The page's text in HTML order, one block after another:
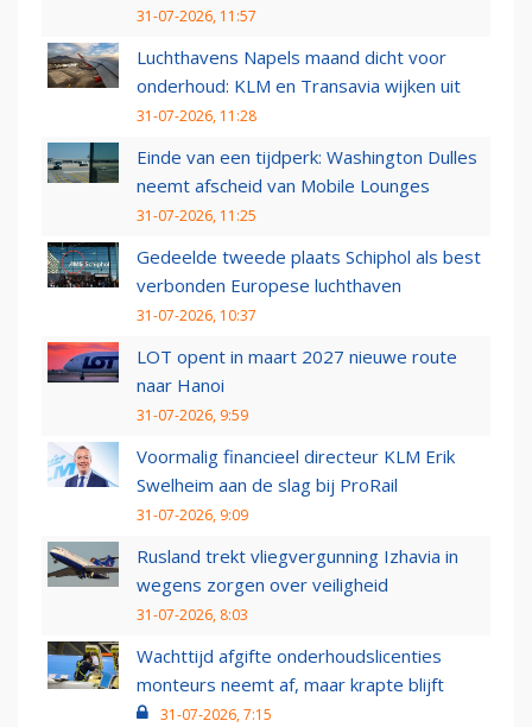
31-07-2026, 11:57
Luchthavens Napels maand dicht voor
onderhoud: KLM en Transavia wijken uit
31-07-2026, 11:28
Einde van een tijdperk: Washington Dulles
neemt afscheid van Mobile Lounges
31-07-2026, 11:25
Gedeelde tweede plaats Schiphol als best
verbonden Europese luchthaven
31-07-2026, 10:37
LOT opent in maart 2027 nieuwe route
naar Hanoi
31-07-2026, 9:59
Voormalig financieel directeur KLM Erik
Swelheim aan de slag bij ProRail
31-07-2026, 9:09
Rusland trekt vliegvergunning Izhavia in
wegens zorgen over veiligheid
31-07-2026, 8:03
Wachttijd afgifte onderhoudslicenties
monteurs neemt af, maar krapte blijft
31-07-2026, 7:15